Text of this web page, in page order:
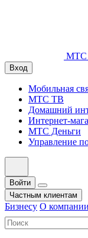
МТС
Вход
Мобильная
МТС ТВ
Домашний
Интернет-
МТС Деньги
Управление
Войти
Частным клиентам
Бизнесу О компании